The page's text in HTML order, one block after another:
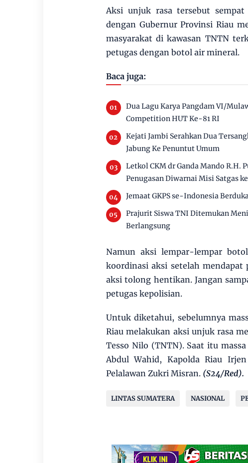
Aksi unjuk rasa tersebut
dengan Gubernur Provinsi Riau
masyarakat di kawasan TNTN
petugas dengan botol air mineral.
Baca juga:
Dua Lagu Karya Pangdam VI/
Competition HUT Ke-81 RI
Kejati Jambi Serahkan Dua
Jabung Ke Penuntut Umum
Letkol CKM dr Ganda Mando R.H.
Penugasan Diwarnai Misi Satgas
Jemaat GKPS se-Indonesia
Prajurit Siswa TNI Ditemukan
Berlangsung
Namun aksi lempar-lempar
koordinasi aksi setelah
aksi tolong hentikan. Jangan
petugas kepolisian.
Untuk diketahui, sebelumnya
Riau melakukan aksi unjuk rasa
Tesso Nilo (TNTN). Saat itu
Abdul Wahid, Kapolda Riau
Pelalawan Zukri Misran.(S24/Red).
LINTAS SUMATERA NASIONAL